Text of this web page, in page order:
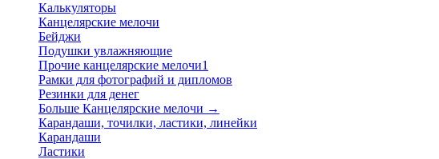
Калькуляторы
Канцелярские мелочи
Бейджи
Подушки увлажняющие
Прочие канцелярские мелочи1
Рамки для фотографий и дипломов
Резинки для денег
Больше Канцелярские мелочи →
Карандаши, точилки, ластики, линейки
Карандаши
Ластики